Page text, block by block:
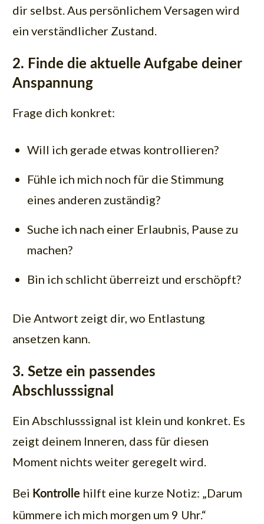
dir selbst. Aus persönlichem Versagen wird
ein verständlicher Zustand.
2. Finde die aktuelle Aufgabe deiner
Anspannung
Frage dich konkret:
Will ich gerade etwas kontrollieren?
Fühle ich mich noch für die Stimmung
eines anderen zuständig?
Suche ich nach einer Erlaubnis, Pause zu
machen?
Bin ich schlicht überreizt und erschöpft?
Die Antwort zeigt dir, wo Entlastung
ansetzen kann.
3. Setze ein passendes
Abschlusssignal
Ein Abschlusssignal ist klein und konkret. Es
zeigt deinem Inneren, dass für diesen
Moment nichts weiter geregelt wird.
Bei Kontrolle hilft eine kurze Notiz: „Darum
kümmere ich mich morgen um 9 Uhr.“